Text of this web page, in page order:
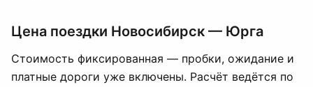
Цена поездки Новосибирск — Юрга
Стоимость фиксированная — пробки, ожидание и
платные дороги уже включены. Расчёт ведётся по